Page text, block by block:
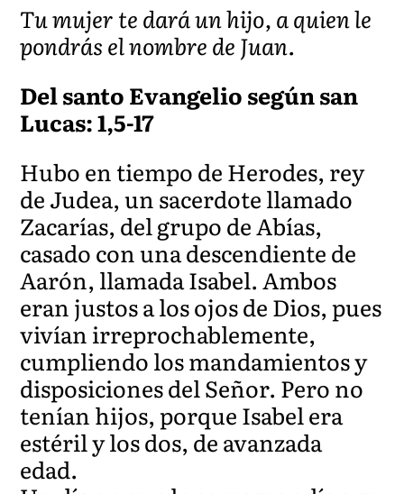
Tu mujer te dará un hijo, a quien le
pondrás el nombre de Juan.
Del santo Evangelio según san
Lucas: 1,5-17
Hubo en tiempo de Herodes, rey
de Judea, un sacerdote llamado
Zacarías, del grupo de Abías,
casado con una descendiente de
Aarón, llamada Isabel. Ambos
eran justos a los ojos de Dios, pues
vivían irreprochablemente,
cumpliendo los mandamientos y
disposiciones del Señor. Pero no
tenían hijos, porque Isabel era
estéril y los dos, de avanzada
edad.